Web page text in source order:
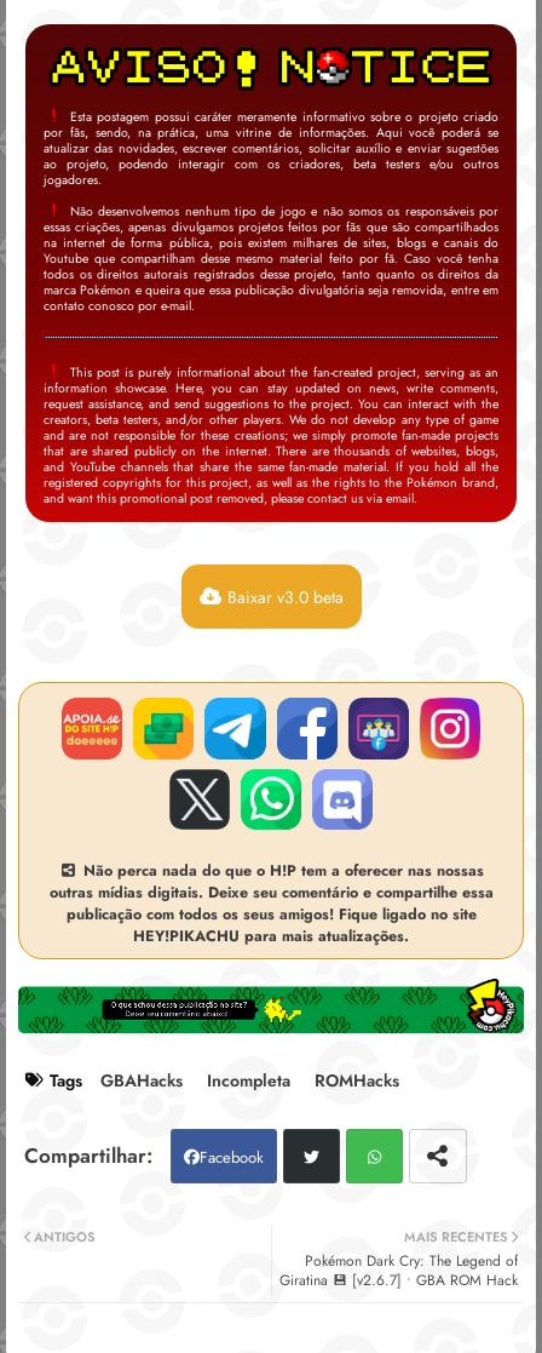
Esta postagem possui caráter meramente informativo sobre o projeto criado
por fãs, sendo, na prática, uma vitrine de informações. Aqui você poderá se
atualizar das novidades, escrever comentários, solicitar auxílio e enviar sugestões
ao projeto, podendo interagir com os criadores, beta testers e/ou outros
jogadores.
Não desenvolvemos nenhum tipo de jogo e não somos os responsáveis por
essas criações, apenas divulgamos projetos feitos por fãs que são compartilhados
na internet de forma pública, pois existem milhares de sites, blogs e canais do
Youtube que compartilham desse mesmo material feito por fã. Caso você tenha
todos os direitos autorais registrados desse projeto, tanto quanto os direitos da
marca Pokémon e queira que essa publicação divulgatória seja removida, entre em
contato conosco por e-mail.
This post is purely informational about the fan-created project, serving as an
information showcase. Here, you can stay updated on news, write comments,
request assistance, and send suggestions to the project. You can interact with the
creators, beta testers, and/or other players. We do not develop any type of game
and are not responsible for these creations; we simply promote fan-made projects
that are shared publicly on the internet. There are thousands of websites, blogs,
and YouTube channels that share the same fan-made material. If you hold all the
registered copyrights for this project, as well as the rights to the Pokémon brand,
and want this promotional post removed, please contact us via email.
Baixar v3.0 beta
Não perca nada do que o H!P tem a oferecer nas nossas
outras mídias digitais. Deixe seu comentário e compartilhe essa
publicação com todos os seus amigos! Fique ligado no site
HEY!PIKACHU para mais atualizações.
Tags GBAHacks Incompleta ROMHacks
Facebook
er atsa
MAIS RECENTES
Pokémon Dark Cry: The Legend of
Giratina 💾 [v2.6.7] • GBA ROM Hack
ANTIGOS